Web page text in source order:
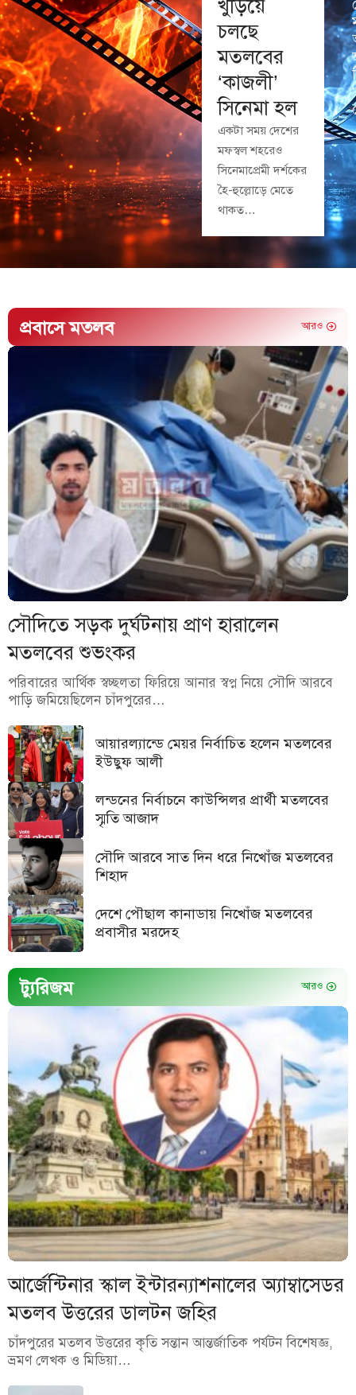
খুড়িয়ে
চলছে
মতলবের
‘কাজলী’
সিনেমা হল
একটা সময় দেশের
মফস্বল শহরেও
সিনেমাপ্রেমী দর্শকের
হৈ-হুল্লোড়ে মেতে
থাকত…
প্রবাসে মতলব আরও
সৌদিতে সড়ক দুর্ঘটনায় প্রাণ হারালেন
মতলবের শুভংকর
পরিবারের আর্থিক স্বচ্ছলতা ফিরিয়ে আনার স্বপ্ন নিয়ে সৌদি আরবে
পাড়ি জমিয়েছিলেন চাঁদপুরের…
আয়ারল্যান্ডে মেয়র নির্বাচিত হলেন মতলবের
ইউছুফ আলী
লন্ডনের নির্বাচনে কাউন্সিলর প্রার্থী মতলবের
স্মৃতি আজাদ
সৌদি আরবে সাত দিন ধরে নিখোঁজ মতলবের
শিহাদ
দেশে পৌছাল কানাডায় নিখোঁজ মতলবের
প্রবাসীর মরদেহ
ট্যুরিজম আরও
আর্জেন্টিনার স্কাল ইন্টারন্যাশনালের অ্যাম্বাসেডর
মতলব উত্তরের ডালটন জহির
চাঁদপুরের মতলব উত্তরের কৃতি সন্তান আন্তর্জাতিক পর্যটন বিশেষজ্ঞ,
ভ্রমণ লেখক ও মিডিয়া…